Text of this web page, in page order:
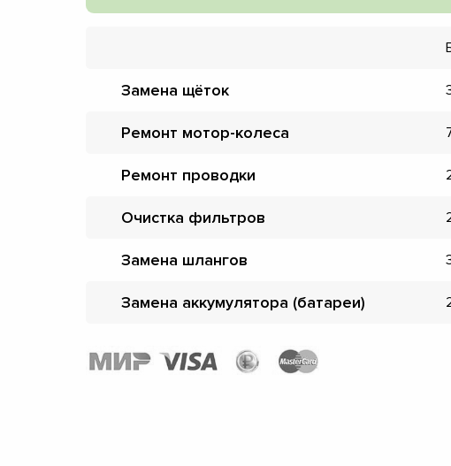
Замена щёток
Ремонт мотор-колеса
Ремонт проводки
Очистка фильтров
Замена шлангов
Замена аккумулятора (батареи)